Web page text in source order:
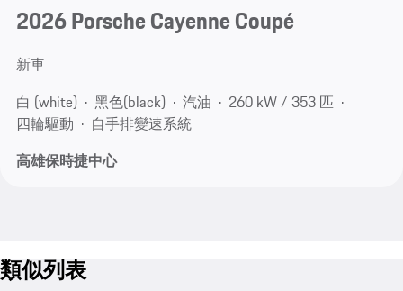
2026 Porsche Cayenne Coupé
新車
白 (white)
黑色(black) 汽油
260 kW / 353 匹
四輪驅動
自手排變速系統
高雄保時捷中心
類似列表